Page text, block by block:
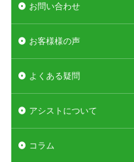
お問い合わせ
お客様様の声
よくある疑問
アシストについて
コラム